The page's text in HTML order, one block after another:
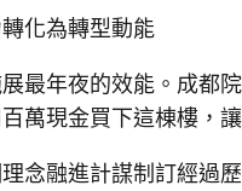
化為轉型動能
最年夜的效能。成都
萬現金買下這棟樓，
念融進計謀制訂經過